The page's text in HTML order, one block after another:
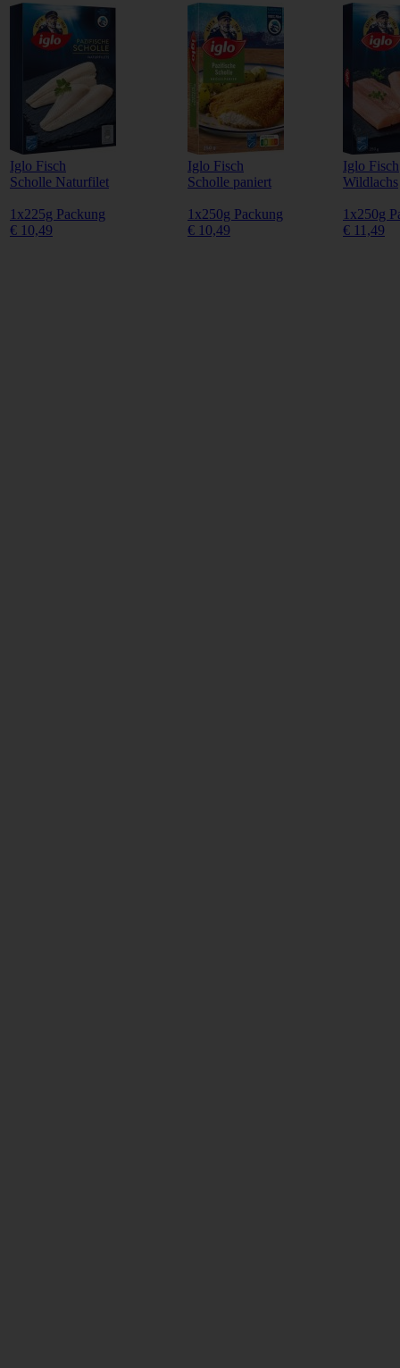
Iglo Fisch
Scholle Naturfilet
1x225g Packung
€ 10,49
Iglo Fisch
Scholle paniert
1x250g Packung
€ 10,49
Iglo Fisch
Wildlachs
1x250g
€ 11,49